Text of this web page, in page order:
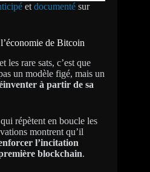
et documenté sur
de Bitcoin
rare sats, c’est que
un modèle figé, mais un
à partir de sa
répètent en boucle les
montrent qu’il
l’incitation
blockchain.